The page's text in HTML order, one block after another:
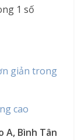
1 số
giản trong
cao
A, Bình Tân